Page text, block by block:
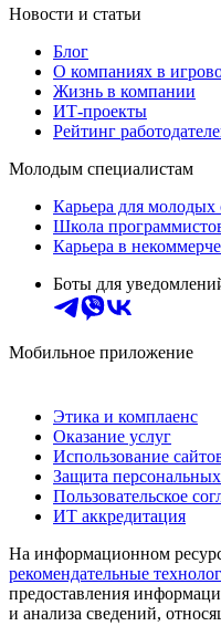
Новости и статьи
Блог
О компаниях в
Жизнь в компании
ИТ-проекты
Рейтинг
Молодым специалистам
Карьера для молодых
Школа
Карьера в
Боты для
Мобильное приложение
Этика и комплаенс
Оказание услуг
Использование
Защита
Пользовательское
ИТ аккредитация
На информационном
рекомендательные
предоставления
и анализа сведений,